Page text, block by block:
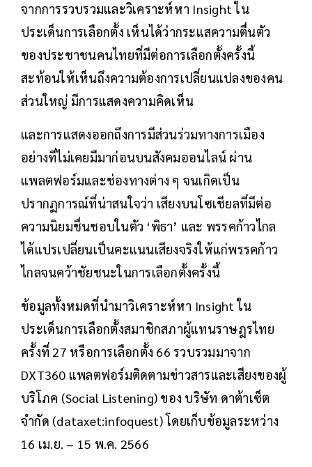
จากการรวบรวมและวิเคราะห์หา Insight ใน
ประเด็นการเลือกตั้ง เห็นได้ว่ากระแสความตื่นตัว
ของประชาชนคนไทยที่มีต่อการเลือกตั้งครั้งนี้
สะท้อนให้เห็นถึงความต้องการเปลี่ยนแปลงของคน
ส่วนใหญ่ มีการแสดงความคิดเห็น
และการแสดงออกถึงการมีส่วนร่วมทางการเมือง
อย่างที่ไม่เคยมีมาก่อนบนสังคมออนไลน์ ผ่าน
แพลตฟอร์มและช่องทางต่าง ๆ จนเกิดเป็น
ปรากฏการณ์ที่น่าสนใจว่า เสียงบนโซเชียลที่มีต่อ
ความนิยมชื่นชอบในตัว ‘พิธา’ และ พรรคก้าวไกล
ได้แปรเปลี่ยนเป็นคะแนนเสียงจริงให้แก่พรรคก้าว
ไกลจนคว้าชัยชนะในการเลือกตั้งครั้งนี้
ข้อมูลทั้งหมดที่นำมาวิเคราะห์หา Insight ใน
ประเด็นการเลือกตั้งสมาชิกสภาผู้แทนราษฎรไทย
ครั้งที่ 27 หรือการเลือกตั้ง 66 รวบรวมมาจาก
DXT360 แพลตฟอร์มติดตามข่าวสารและเสียงของผู้
บริโภค (Social Listening) ของ บริษัท ดาต้าเซ็ต
จำกัด (dataxet:infoquest) โดยเก็บข้อมูลระหว่าง
16 เม.ย. – 15 พ.ค. 2566